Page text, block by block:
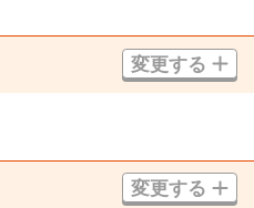
変更する
変更する